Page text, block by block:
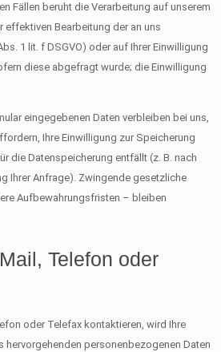
Fällen beruht die Verarbeitung auf unserem
effektiven Bearbeitung der an uns
1 lit. f DSGVO) oder auf Ihrer Einwilligung
diese abgefragt wurde; die Einwilligung
eingegebenen Daten verbleiben bei uns,
Ihre Einwilligung zur Speicherung
die Datenspeicherung entfällt (z. B. nach
Ihrer Anfrage). Zwingende gesetzliche
Aufbewahrungsfristen – bleiben
Telefon oder
oder Telefax kontaktieren, wird Ihre
hervorgehenden personenbezogenen Daten